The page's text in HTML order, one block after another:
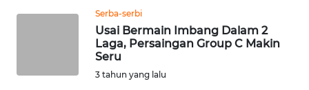
Serba-serbi
Usai Bermain Imbang Dalam 2
Laga, Persaingan Group C Makin
Seru
3 tahun yang lalu